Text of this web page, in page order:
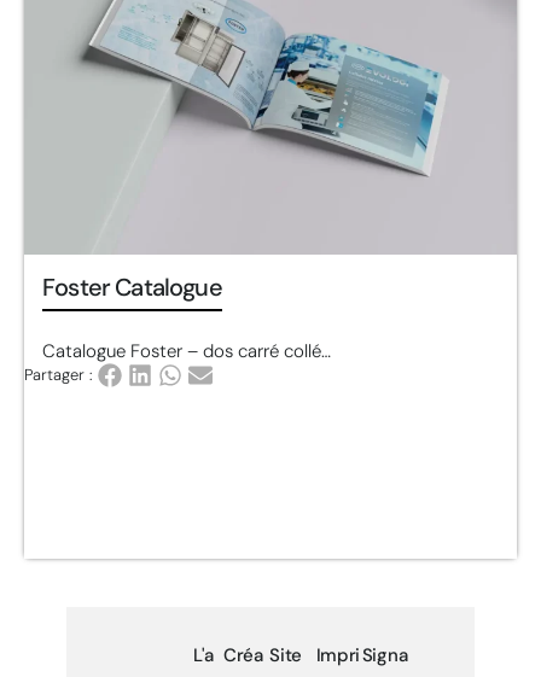
Foster Catalogue
Catalogue Foster – dos carré collé…
Partager :
L'a Créa Site
ImpriSigna